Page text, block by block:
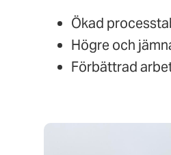
Ökad
Högre och
Förbättrad